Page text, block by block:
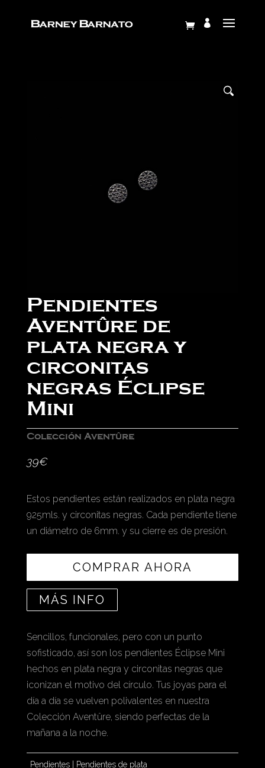
Pendientes
Aventûre de
plata negra y
circonitas
negras Éclipse
Mini
Colección Aventûre
39€
Estos pendientes están realizados en plata negra
925mls. y circonitas negras. Cada pendiente tiene
un diámetro de 6mm. y su cierre es de presión.
COMPRAR AHORA
MÁS INFO
Sencillos, funcionales, pero con un punto
sofisticado, así son los pendientes Éclipse Mini
hechos en plata negra y circonitas negras que
iconizan el motivo del círculo. Tus joyas para el
día a día se vuelven polivalentes en nuestra
Colección Aventûre, siendo perfectas de la
mañana a la noche.
Pendientes| Pendientes de plata